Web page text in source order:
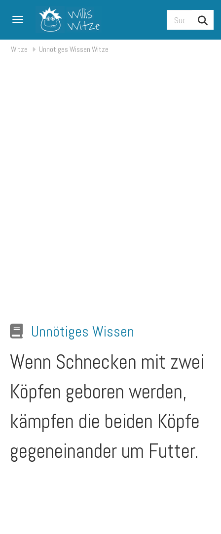
Toggle navigation
Witze Unnötiges Wissen Witze
Unnötiges Wissen
Wenn Schnecken mit zwei
Köpfen geboren werden,
kämpfen die beiden Köpfe
gegeneinander um Futter.